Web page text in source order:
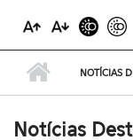
NOTÍCIAS
Notícias